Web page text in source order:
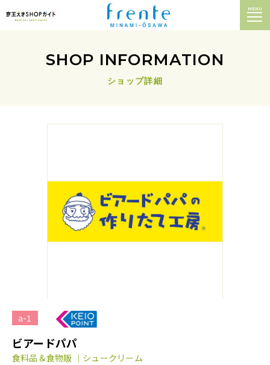
MENU
SHOP INFORMATION
ショップ詳細
a-1
ビアードパパ
食料品＆食物販 ｜シュークリーム